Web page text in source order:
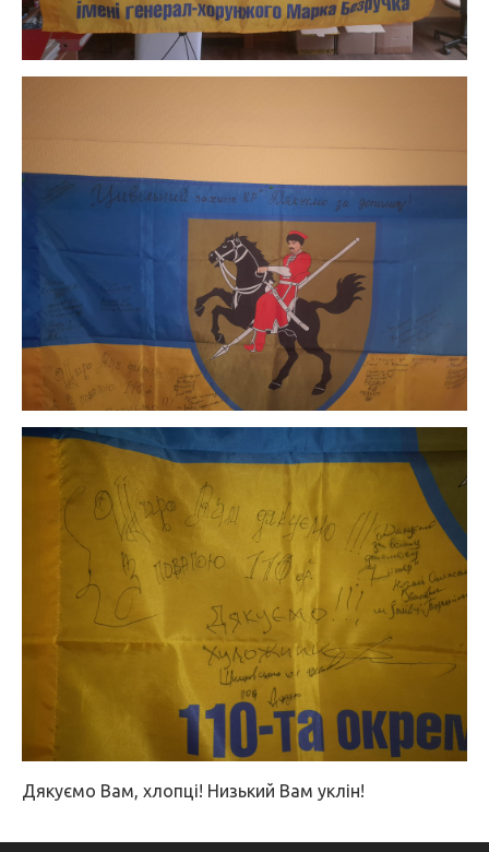
Дякуємо Вам, хлопці! Низький Вам уклін!